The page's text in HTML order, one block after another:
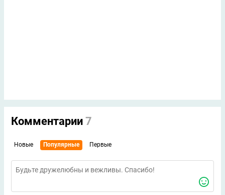
Комментарии 7
Новые Популярные Первые